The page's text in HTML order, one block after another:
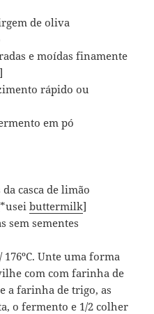
de oliva
e moídas finamente
rápido ou
em pó
casca de limão
buttermilk]
sem sementes
176ºC. Unte uma forma
com com farinha de
a farinha de trigo, as
o fermento e 1/2 colher